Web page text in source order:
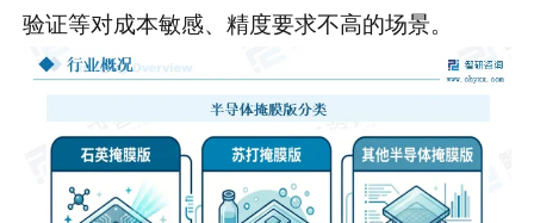
验证等对成本敏感、精度要求不高的场景。